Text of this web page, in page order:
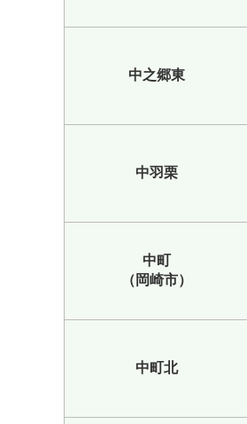
中之郷東
中羽栗
中町
（岡崎市）
中町北